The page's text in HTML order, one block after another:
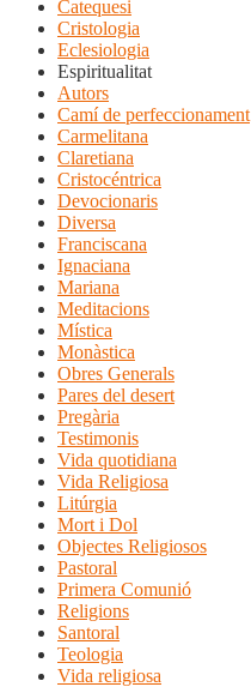
Catequesi
Cristologia
Eclesiologia
Espiritualitat
Autors
Camí de perfeccionament
Carmelitana
Claretiana
Cristocéntrica
Devocionaris
Diversa
Franciscana
Ignaciana
Mariana
Meditacions
Mística
Monàstica
Obres Generals
Pares del desert
Pregària
Testimonis
Vida quotidiana
Vida Religiosa
Litúrgia
Mort i Dol
Objectes Religiosos
Pastoral
Primera Comunió
Religions
Santoral
Teologia
Vida religiosa